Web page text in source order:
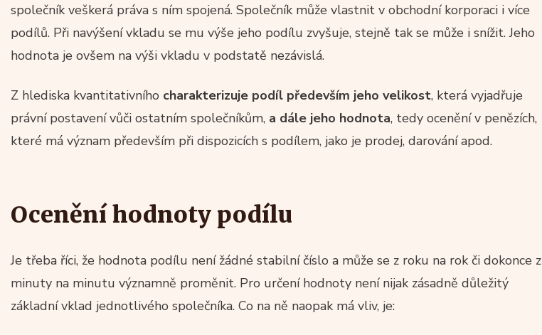
společník veškerá práva s ním spojená. Společník může vlastnit v obchodní korporaci i více
podílů. Při navýšení vkladu se mu výše jeho podílu zvyšuje, stejně tak se může i snížit. Jeho
hodnota je ovšem na výši vkladu v podstatě nezávislá.
Z hlediska kvantitativního charakterizuje podíl především jeho velikost, která vyjadřuje
právní postavení vůči ostatním společníkům, a dále jeho hodnota, tedy ocenění v penězích,
které má význam především při dispozicích s podílem, jako je prodej, darování apod.
Ocenění hodnoty podílu
Je třeba říci, že hodnota podílu není žádné stabilní číslo a může se z roku na rok či dokonce z
minuty na minutu významně proměnit. Pro určení hodnoty není nijak zásadně důležitý
základní vklad jednotlivého společníka. Co na ně naopak má vliv, je: